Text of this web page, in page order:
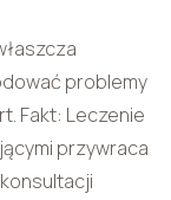
problemy
Fakt: Leczenie
przywraca